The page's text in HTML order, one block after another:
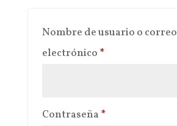
Nombre de usuario o correo
electrónico *Obligatorio
Contraseña *Obligatorio